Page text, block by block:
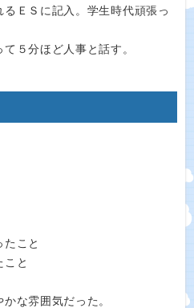
ＥＳに記入。学生時代頑張っ
５分ほど人事と話す。
こと
と
な雰囲気だった。